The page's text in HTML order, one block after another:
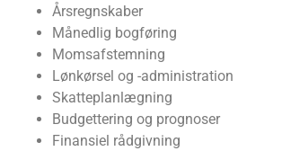
Årsregnskaber
Månedlig bogføring
Momsafstemning
Lønkørsel og -administration
Skatteplanlægning
Budgettering og prognoser
Finansiel rådgivning